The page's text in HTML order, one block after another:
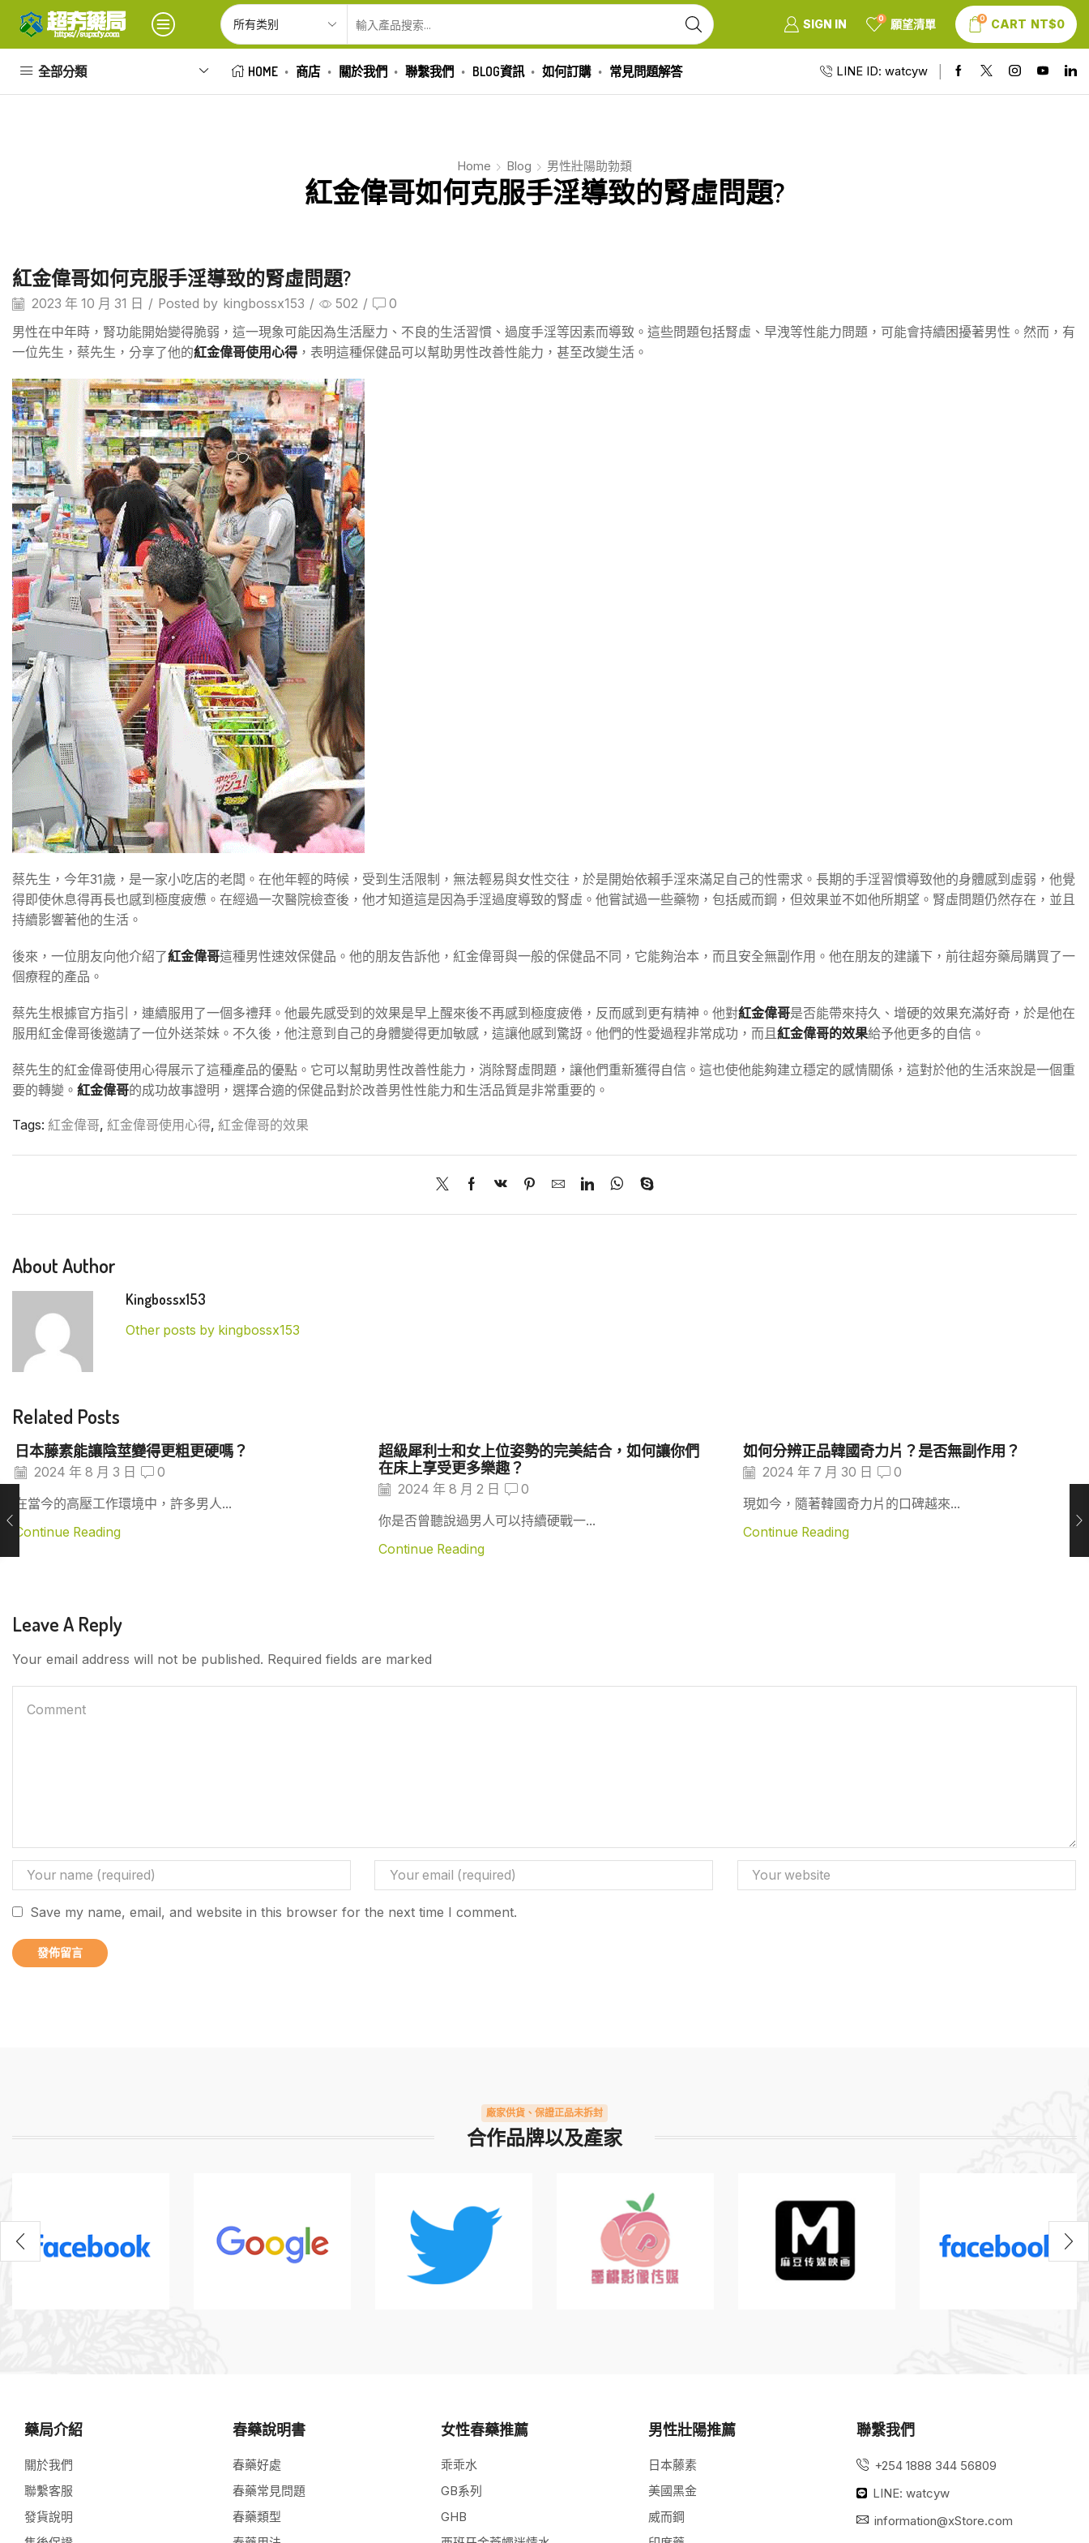
SIGN IN 0 願望清單 0 CART NT$0
全部分類 HOME 商店 關於我們 聯繫我們 BLOG資訊 如何訂購 常見問題解答 LINE ID: watcyw
Home Blog 男性壯陽助勃類
紅金偉哥如何克服手淫導致的腎虛問題?
紅金偉哥如何克服手淫導致的腎虛問題?
2023 年 10 月 31 日 / Posted by kingbossx153 / 502 / 0
男性在中年時，腎功能開始變得脆弱，這一現象可能因為生活壓力、不良的生活習慣、過度手淫等因素而導致。這些問題包括腎虛、早洩等性能力問題，可能會持續困擾著男性。然而，有
一位先生，蔡先生，分享了他的紅金偉哥使用心得 ，表明這種保健品可以幫助男性改善性能力，甚至改變生活。
蔡先生，今年31歲，是一家小吃店的老闆。在他年輕的時候，受到生活限制，無法輕易與女性交往，於是開始依賴手淫來滿足自己的性需求。長期的手淫習慣導致他的身體感到虛弱，他覺
得即使休息得再長也感到極度疲憊。在經過一次醫院檢查後，他才知道這是因為手淫過度導致的腎虛。他嘗試過一些藥物，包括威而鋼，但效果並不如他所期望。腎虛問題仍然存在，並且
持續影響著他的生活。
後來，一位朋友向他介紹了紅金偉哥這種男性速效保健品。他的朋友告訴他，紅金偉哥與一般的保健品不同，它能夠治本，而且安全無副作用。他在朋友的建議下，前往超夯藥局購買了一
個療程的產品。
蔡先生根據官方指引，連續服用了一個多禮拜。他最先感受到的效果是早上醒來後不再感到極度疲倦，反而感到更有精神。他對紅金偉哥是否能帶來持久、增硬的效果充滿好奇，於是他在
服用紅金偉哥後邀請了一位外送茶妹。不久後，他注意到自己的身體變得更加敏感，這讓他感到驚訝。他們的性愛過程非常成功，而且紅金偉哥的效果給予他更多的自信。
蔡先生的紅金偉哥使用心得展示了這種產品的優點。它可以幫助男性改善性能力，消除腎虛問題，讓他們重新獲得自信。這也使他能夠建立穩定的感情關係，這對於他的生活來說是一個重
要的轉變。 紅金偉哥的成功故事證明，選擇合適的保健品對於改善男性性能力和生活品質是非常重要的。
Tags: 紅金偉哥, 紅金偉哥使用心得, 紅金偉哥的效果
About Author
Kingbossx153
Other posts by kingbossx153
Related Posts
日本藤素能讓陰莖變得更粗更硬嗎？
2024 年 8 月 3 日 0
在當今的高壓工作環境中，許多男人...
Continue Reading
超級犀利士和女上位姿勢的完美結合，如何讓你們
在床上享受更多樂趣？
2024 年 8 月 2 日 0
你是否曾聽說過男人可以持續硬戰一...
Continue Reading
如何分辨正品韓國奇力片？是否無副作用？
2024 年 7 月 30 日 0
現如今，隨著韓國奇力片的口碑越來...
Continue Reading
Leave A Reply
Your email address will not be published. Required fields are marked
Save my name, email, and website in this browser for the next time I comment.
廠家供貨、保證正品未拆封
合作品牌以及產家
藥局介紹
關於我們
聯繫客服
發貨說明
春藥說明書
春藥好處
春藥常見問題
春藥類型
女性春藥推薦
乖乖水
GB系列
GHB
男性壯陽推薦
日本藤素
美國黑金
威而鋼
聯繫我們
+254 1888 344 56809
LINE: watcyw
information@xStore.com